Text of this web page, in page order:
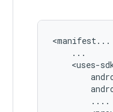
<manifest...